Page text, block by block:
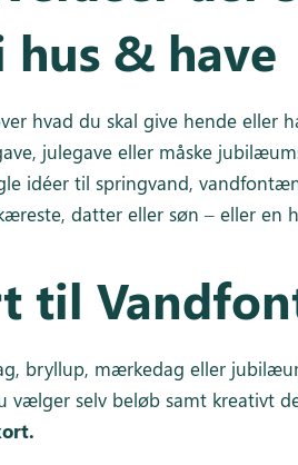
& have
hvad du skal give hende eller
julegave eller måske
idéer til springvand,
datter eller søn – eller en
til
bryllup, mærkedag eller
selv beløb samt kreativt